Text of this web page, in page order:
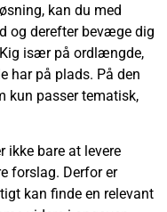
kan du med
og derefter bevæge dig
især på ordlængde,
har på plads. På den
kun passer tematisk,
ikke bare at levere
forslag. Derfor er
kan finde en relevant